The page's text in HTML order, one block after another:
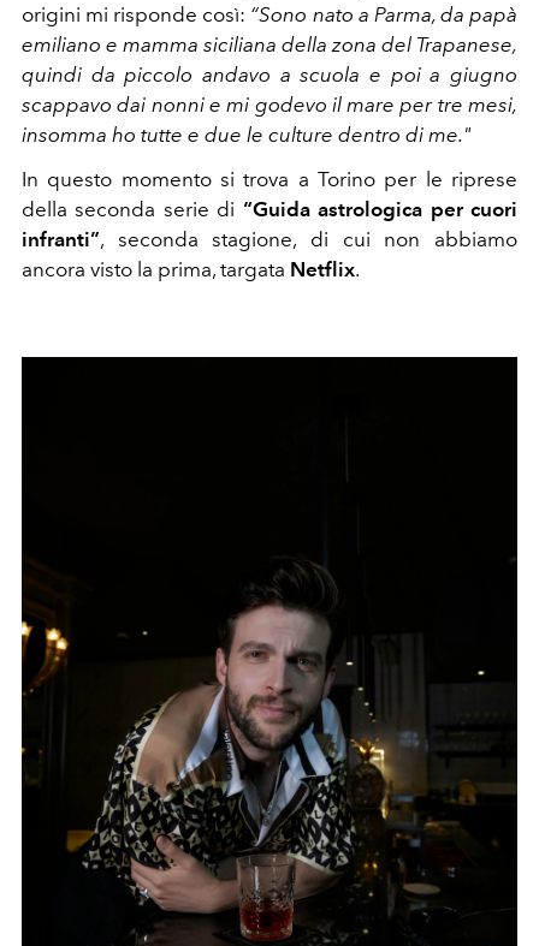
origini mi risponde così: “Sono nato a Parma, da papà
emiliano e mamma siciliana della zona del Trapanese,
quindi da piccolo andavo a scuola e poi a giugno
scappavo dai nonni e mi godevo il mare per tre mesi,
insomma ho tutte e due le culture dentro di me."
In questo momento si trova a Torino per le riprese
della seconda serie di “Guida astrologica per cuori
infranti”, seconda stagione, di cui non abbiamo
ancora visto la prima, targata Netflix.